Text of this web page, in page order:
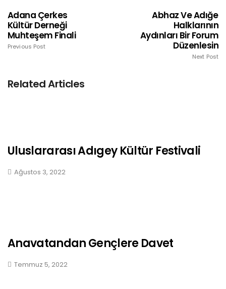
Adana Çerkes
Kültür Derneği
Muhteşem Finali
Previous Post
Abhaz Ve Adığe
Halklarının
Aydınları Bir Forum
Düzenlesin
Next Post
Related Articles
Uluslararası Adıgey Kültür Festivali
Ağustos 3, 2022
Anavatandan Gençlere Davet
Temmuz 5, 2022